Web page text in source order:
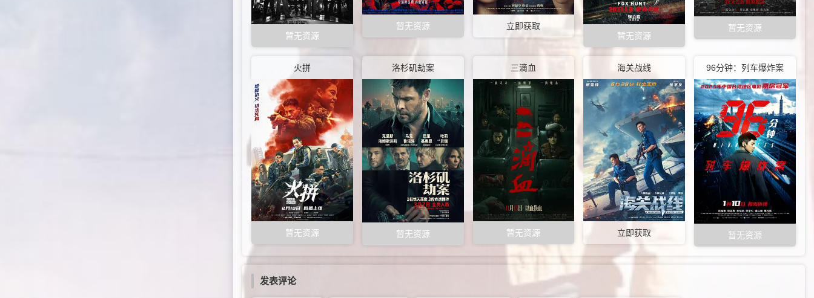
暂无资源
暂无资源 立即获取
暂无资源
暂无资源
火拼
暂无资源
洛杉矶劫案
暂无资源
三滴血
暂无资源
海关战线
立即获取
96分钟：列车爆炸案
暂无资源
发表评论